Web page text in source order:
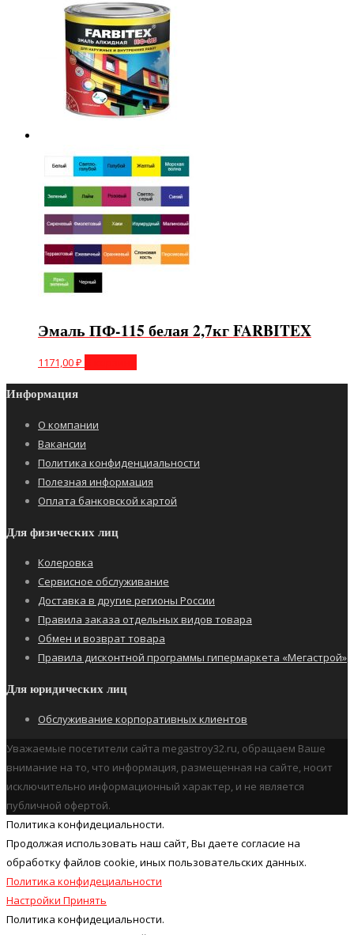
Эмаль ПФ-115 белая 2,7кг FARBITEX
1171,00₽
Информация
О компании
Вакансии
Политика конфиденциальности
Полезная информация
Оплата банковской картой
Для физических лиц
Колеровка
Сервисное обслуживание
Доставка в другие регионы России
Правила заказа отдельных видов товара
Обмен и возврат товара
Правила дисконтной программы гипермаркета «Мегастрой»
Для юридических лиц
Обслуживание корпоративных клиентов
Уважаемые посетители сайта megastroy32.ru, обращаем Ваше
внимание на то, что информация, размещенная на сайте, носит
исключительно информационный характер, и не является
публичной офертой.
Политика конфидециальности.
Продолжая использовать наш cайт, Вы даете согласие на
обработку файлов cookie, иных пользовательских данных.
Политика конфидециальности
Настройки Принять
Политика конфидециальности.